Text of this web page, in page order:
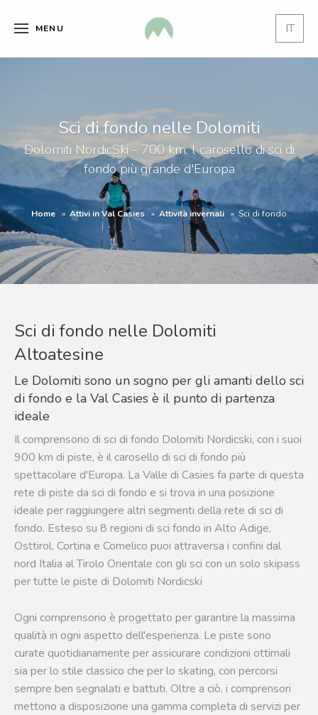
IT
MENU
Sci di fondo nelle Dolomiti
Dolomiti NordicSki - 700 km: l carosello di sci di
fondo più grande d'Europa
Home Attivi in Val Casies Attività invernali Sci di fondo
Sci di fondo nelle Dolomiti
Altoatesine
Le Dolomiti sono un sogno per gli amanti dello sci
di fondo e la Val Casies è il punto di partenza
ideale
Il comprensorio di sci di fondo Dolomiti Nordicski, con i suoi
900 km di piste, è il carosello di sci di fondo più
spettacolare d'Europa. La Valle di Casies fa parte di questa
rete di piste da sci di fondo e si trova in una posizione
ideale per raggiungere altri segmenti della rete di sci di
fondo. Esteso su 8 regioni di sci fondo in Alto Adige,
Osttirol, Cortina e Comelico puoi attraversa i confini dal
nord Italia al Tirolo Orientale con gli sci con un solo skipass
per tutte le piste di Dolomiti Nordicski
Ogni comprensorio è progettato per garantire la massima
qualità in ogni aspetto dell'esperienza. Le piste sono
curate quotidianamente per assicurare condizioni ottimali
sia per lo stile classico che per lo skating, con percorsi
sempre ben segnalati e battuti. Oltre a ciò, i comprensori
mettono a disposizione una gamma completa di servizi per